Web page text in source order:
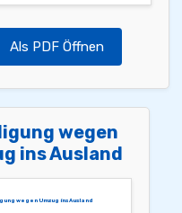
Als PDF Öffnen
wegen
ins Ausland
wegen Umzug ins Ausland